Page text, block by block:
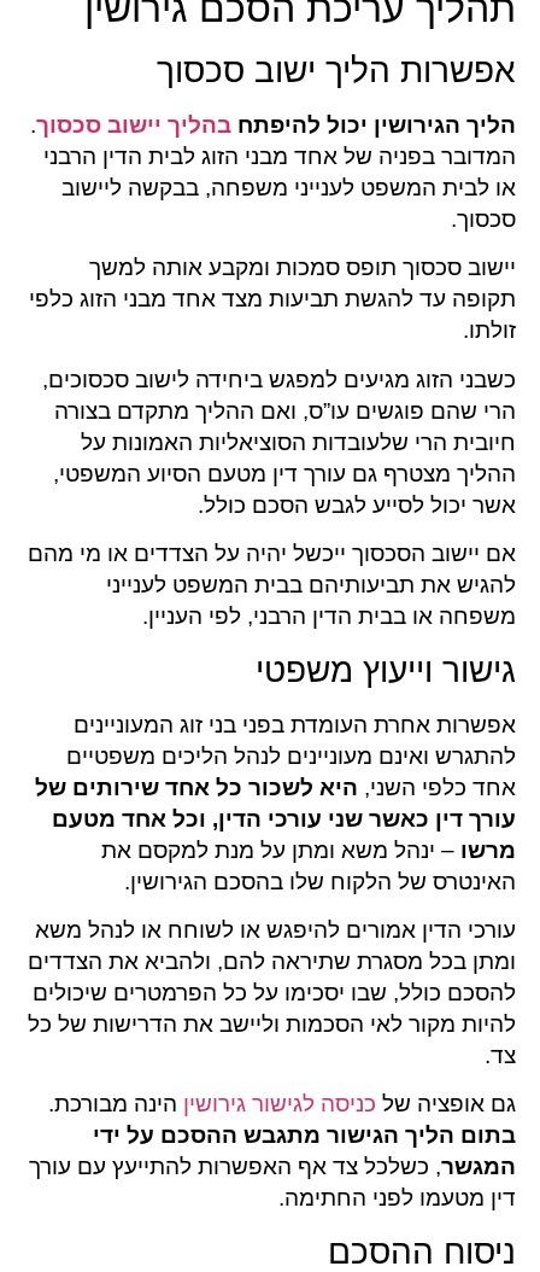
אפשרות הליך ישוב סכסוך
הליך הגירושין יכול להיפתח בהליך יישוב סכסוך.
המדובר בפניה של אחד מבני הזוג לבית הדין הרבני
או לבית המשפט לענייני משפחה, בבקשה ליישוב
סכסוך.
יישוב סכסוך תופס סמכות ומקבע אותה למשך
תקופה עד להגשת תביעות מצד אחד מבני הזוג כלפי
זולתו.
כשבני הזוג מגיעים למפגש ביחידה לישוב סכסוכים,
הרי שהם פוגשים עו”ס, ואם ההליך מתקדם בצורה
חיובית הרי שלעובדות הסוציאליות האמונות על
ההליך מצטרף גם עורך דין מטעם הסיוע המשפטי,
אשר יכול לסייע לגבש הסכם כולל.
אם יישוב הסכסוך ייכשל יהיה על הצדדים או מי מהם
להגיש את תביעותיהם בבית המשפט לענייני
משפחה או בבית הדין הרבני, לפי העניין.
גישור וייעוץ משפטי
אפשרות אחרת העומדת בפני בני זוג המעוניינים
להתגרש ואינם מעוניינים לנהל הליכים משפטיים
אחד כלפי השני, היא לשכור כל אחד שירותים של
עורך דין כאשר שני עורכי הדין, וכל אחד מטעם
מרשו – ינהל משא ומתן על מנת למקסם את
האינטרס של הלקוח שלו בהסכם הגירושין.
עורכי הדין אמורים להיפגש או לשוחח או לנהל משא
ומתן בכל מסגרת שתיראה להם, ולהביא את הצדדים
להסכם כולל, שבו יסכימו על כל הפרמטרים שיכולים
להיות מקור לאי הסכמות וליישב את הדרישות של כל
צד.
גם אופציה של כניסה לגישור גירושין הינה מבורכת.
בתום הליך הגישור מתגבש ההסכם על ידי
המגשר, כשלכל צד אף האפשרות להתייעץ עם עורך
דין מטעמו לפני החתימה.
ניסוח ההסכם